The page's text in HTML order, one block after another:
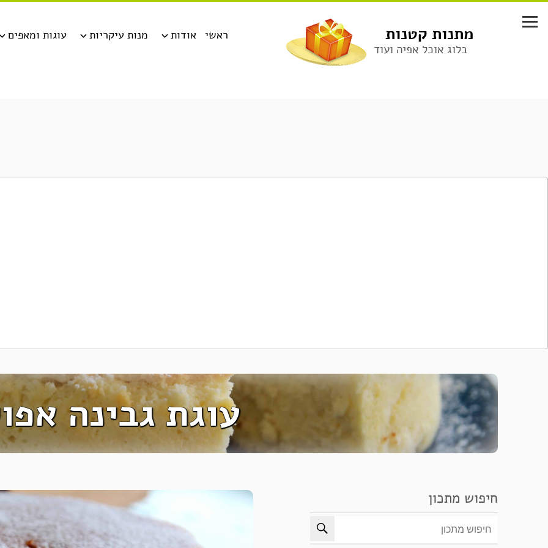
לתוכן
מתנות קטנות
בלוג אוכל אפיה ועוד
עוגות ומאפים מנות עיקריות אודות ראשי
עוגת גבינה
חיפוש מתכון